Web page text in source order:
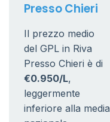
Presso Chieri
Il prezzo medio
del GPL in Riva
Presso Chieri è di
€0.950/L,
leggermente
inferiore alla media